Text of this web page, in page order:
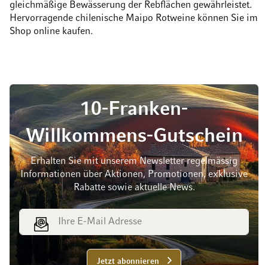
gleichmäßige Bewässerung der Rebflächen gewährleistet.
Hervorragende chilenische Maipo Rotweine können Sie im
Shop online kaufen.
10-Franken-
Willkommens-Gutschein
Erhalten Sie mit unserem Newsletter regelmässig
Informationen über Aktionen, Promotionen, exklusive
Rabatte sowie aktuelle News.
E-Mail Adresse
Jetzt abonnieren